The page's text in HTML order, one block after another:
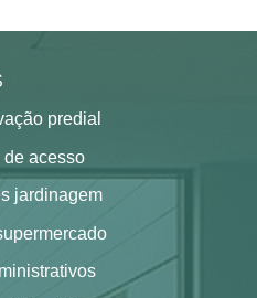
predial
de acesso
jardinagem